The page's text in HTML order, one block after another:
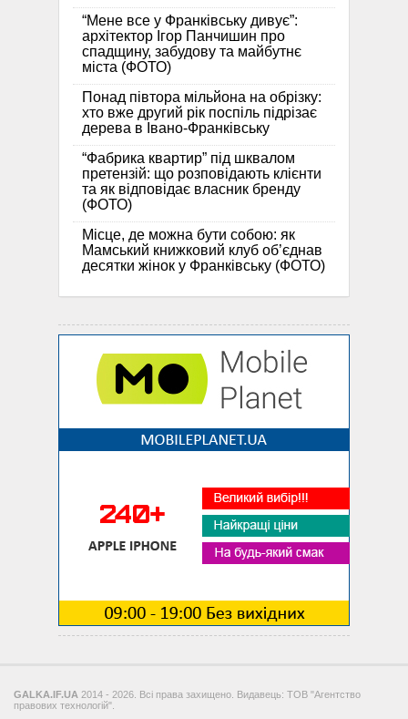
“Мене все у Франківську дивує”:
архітектор Ігор Панчишин про
спадщину, забудову та майбутнє
міста (ФОТО)
Понад півтора мільйона на обрізку:
хто вже другий рік поспіль підрізає
дерева в Івано-Франківську
“Фабрика квартир” під шквалом
претензій: що розповідають клієнти
та як відповідає власник бренду
(ФОТО)
Місце, де можна бути собою: як
Мамський книжковий клуб об’єднав
десятки жінок у Франківську (ФОТО)
GALKA.IF.UA 2014 - 2026. Всі права захищено. Видавець: ТОВ "Агентство
правових технологій".